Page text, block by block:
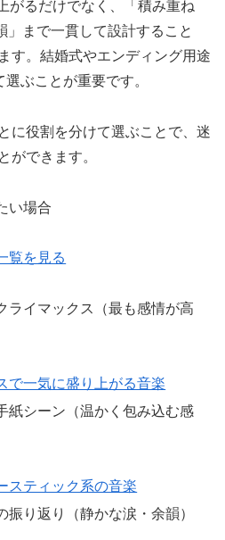
がるだけでなく、「積み重ね
まで一貫して設計すること
す。結婚式やエンディング用途
選ぶことが重要です。
に役割を分けて選ぶことで、迷
ができます。
い場合
覧を見る
ライマックス（最も感情が高
で一気に盛り上がる音楽
紙シーン（温かく包み込む感
スティック系の音楽
振り返り（静かな涙・余韻）